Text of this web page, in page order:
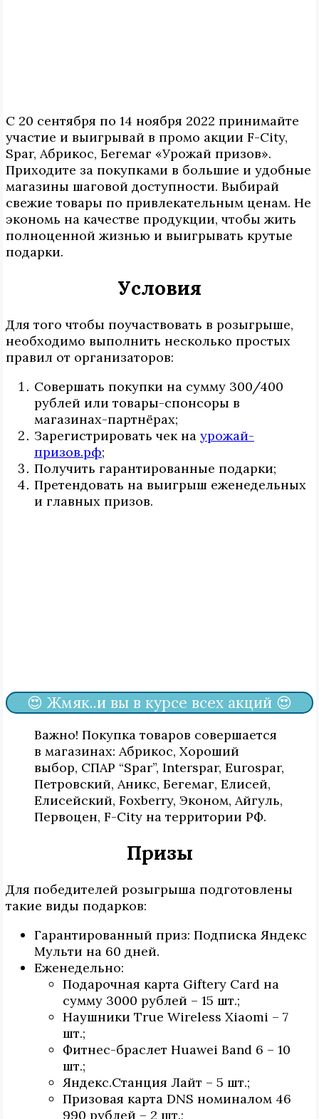
С 20 сентября по 14 ноября 2022 принимайте
участие и выигрывай в промо акции F-City,
Spar, Абрикос, Бегемаг «Урожай призов».
Приходите за покупками в большие и удобные
магазины шаговой доступности. Выбирай
свежие товары по привлекательным ценам. Не
экономь на качестве продукции, чтобы жить
полноценной жизнью и выигрывать крутые
подарки.
Условия
Для того чтобы поучаствовать в розыгрыше,
необходимо выполнить несколько простых
правил от организаторов:
Совершать покупки на сумму 300/400
рублей или товары-спонсоры в
магазинах-партнёрах;
Зарегистрировать чек на урожай-
призов.рф;
Получить гарантированные подарки;
Претендовать на выигрыш еженедельных
и главных призов.
😍 Жмяк..и вы в курсе всех акций 😍
Важно! Покупка товаров совершается
в магазинах: Абрикос, Хороший
выбор, СПАР “Spar”, Interspar, Eurospar,
Петровский, Аникс, Бегемаг, Елисей,
Елисейский, Foхberry, Эконом, Айгуль,
Первоцен, F-City на территории РФ.
Призы
Для победителей розыгрыша подготовлены
такие виды подарков:
Гарантированный приз: Подписка Яндекс
Мульти на 60 дней.
Еженедельно:
Подарочная карта Giftery Card на
сумму 3000 рублей – 15 шт.;
Наушники True Wireless Xiaomi – 7
шт.;
Фитнес-браслет Huawei Band 6 – 10
шт.;
Яндекс.Станция Лайт – 5 шт.;
Призовая карта DNS номиналом 46
990 рублей – 2 шт.;